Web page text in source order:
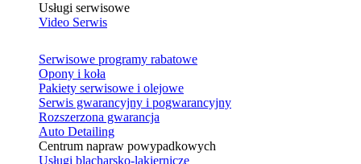
Usługi serwisowe
Video Serwis
Serwisowe programy rabatowe
Opony i koła
Pakiety serwisowe i olejowe
Serwis gwarancyjny i pogwarancyjny
Rozszerzona gwarancja
Auto Detailing
Centrum napraw powypadkowych
Usługi blacharsko-lakiernicze